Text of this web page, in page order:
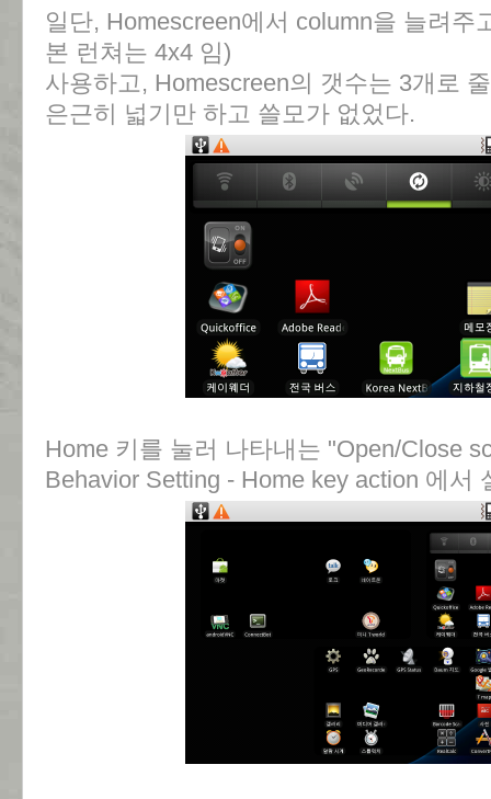
일단, Homescreen에서 column을 늘려주
본 런쳐는 4x4 임)
사용하고, Homescreen의 갯수는 3개로
은근히 넓기만 하고 쓸모가 없었다.
Home 키를 눌러 나타내는 "Open/Close
Behavior Setting - Home key action 에서